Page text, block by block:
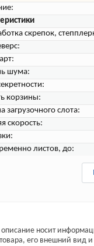
скрепок,
шума:
корзины:
загрузочного слота:
скорость:
листов, до:
носит
его внешний вид